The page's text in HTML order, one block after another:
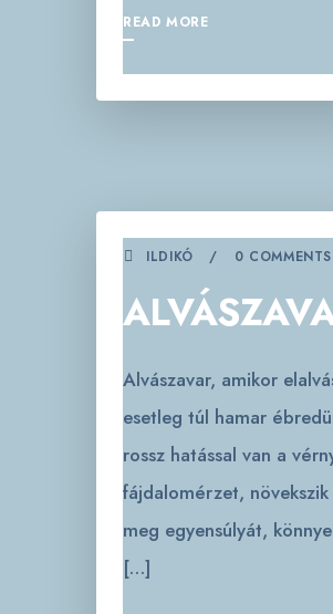
READ MORE
ILDIKÓ 0 COMMENTS
Alvászavar, amikor
esetleg túl hamar
rossz hatással van a
fájdalomérzet,
meg egyensúlyát,
[…]